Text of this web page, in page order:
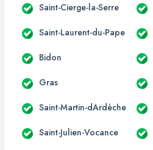
Saint-Cierge-la-Serre
Saint-Laurent-du-Pape
Bidon
Gras
Saint-Martin-dArdèche
Saint-Julien-Vocance